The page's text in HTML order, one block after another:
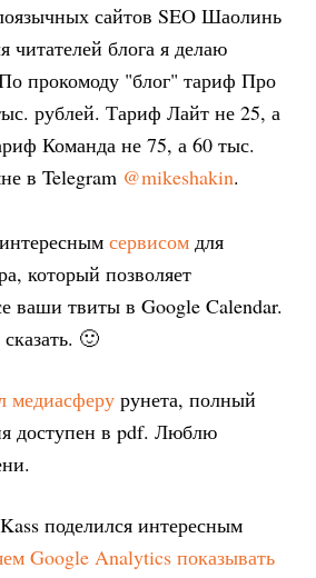
сайтов SEO Шаолинь
читателей блога я делаю
прокомоду "блог" тариф Про
рублей. Тариф Лайт не 25, а
Команда не 75, а 60 тыс.
в Telegram @mikeshakin.
сервисом для
который позволяет
ваши твиты в Google Calendar.
🙂
медиасферу рунета, полный
доступен в pdf. Люблю
поделился интересным
Google Analytics показывать